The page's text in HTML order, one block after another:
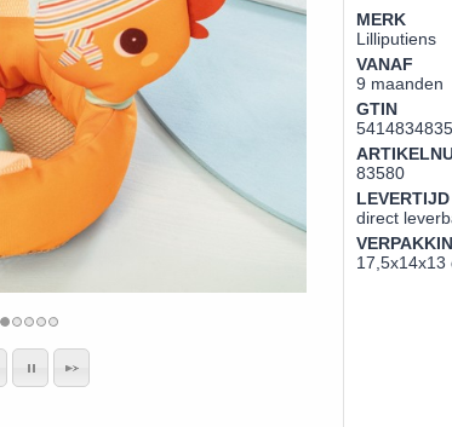
MERK
Lilliputiens
VANAF
9 maanden
GTIN
83580
LEVERTIJD
direct
17,5x14x13